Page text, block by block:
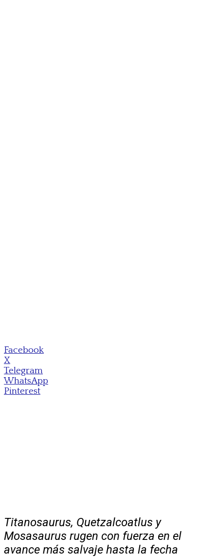
Facebook
X
Telegram
WhatsApp
Pinterest
Titanosaurus, Quetzalcoatlus y
Mosasaurus rugen con fuerza en el
avance más salvaje hasta la fecha